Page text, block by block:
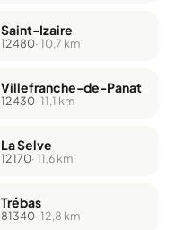
Saint-Izaire
12480· 10,7 km
Villefranche-de-Panat
12430· 11,1 km
La Selve
12170· 11,6 km
Trébas
81340· 12,8 km